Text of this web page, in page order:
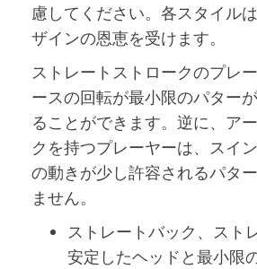
慮してください。各スタイル
ザインの恩恵を受けます。
ストレートストロークのプレ
ースの回転が最小限のパター
ることができます。逆に、ア
クを持つプレーヤーは、スイ
の動きが少し許容されるパタ
ません。
ストレートバック、スト
安定したヘッドと最小限